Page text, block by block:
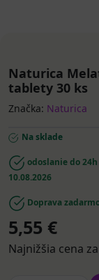
Naturica
tablety 30 ks
Značka: Naturica
Na sklade
odoslanie do
10.08.2026
Doprava
5,55 €
Najnižšia cena